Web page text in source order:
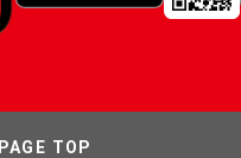
PAGE TOP